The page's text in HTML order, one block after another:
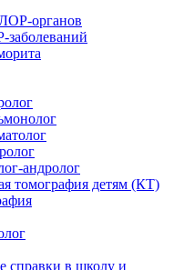
органов
андролог
томография детям (КТ)
справки в школу и